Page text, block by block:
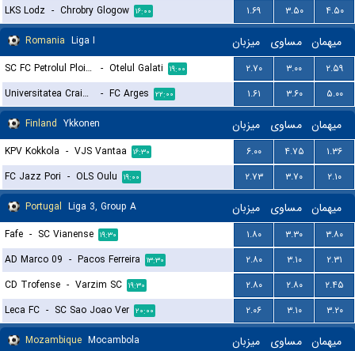
LKS Lodz - Chrobry Glogow ۱۶:۰۰ ۱.۶۹ ۳.۵۰
۴.۵۰
Romania Liga I میزبان مساوی میهمان
SC FC Petrolul Ploiesti - Otelul Galati ۱۹:۰۰ ۲.۷۰ ۳.۰۰
۲.۵۹
Universitatea Craiova
- FC Arges ۲۲:۰۰ ۱.۶۱ ۳.۶۰
۵.۰۰
Finland Ykkonen میزبان مساوی میهمان
KPV Kokkola - VJS Vantaa ۱۶:۳۰ ۶.۰۰ ۴.۷۵
۱.۳۶
FC Jazz Pori - OLS Oulu ۱۹:۰۰ ۲.۷۳ ۳.۷۰
۲.۱۰
Portugal Liga 3, Group A میزبان مساوی میهمان
Fafe - SC Vianense ۱۹:۳۰ ۱.۸۰ ۳.۳۰
۳.۸۰
AD Marco 09 - Pacos Ferreira ۱۳:۳۰ ۲.۸۰ ۳.۱۰
۲.۳۱
CD Trofense - Varzim SC ۱۹:۳۰ ۲.۸۰ ۲.۸۰
۲.۴۵
Leca FC - SC Sao Joao Ver ۲۰:۰۰ ۲.۰۶ ۳.۱۰
۳.۲۰
Mozambique Mocambola میزبان مساوی میهمان